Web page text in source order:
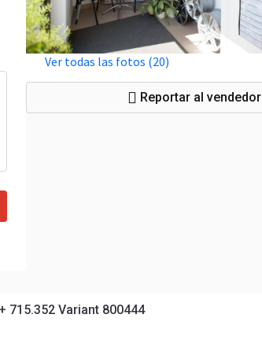
Ver todas las fotos (20)
Reportar al vendedor
715.352 Variant 800444